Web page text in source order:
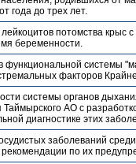
года до трех лет.
потомства крыс
беременности.
функциональной системы
факторов
системы органов
АО с
диагностике этих
заболеваний
по их